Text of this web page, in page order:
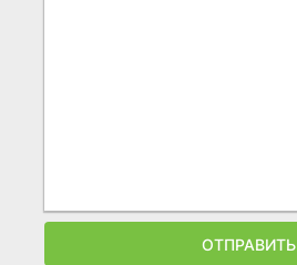
ОТПРАВИТЬ